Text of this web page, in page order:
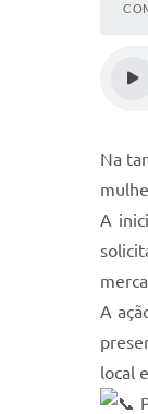
Na
A
A
local